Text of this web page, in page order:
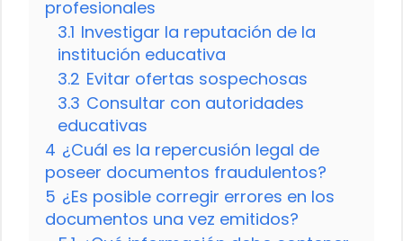
profesionales
3.1 Investigar la reputación de la
institución educativa
3.2 Evitar ofertas sospechosas
3.3 Consultar con autoridades
educativas
4 ¿Cuál es la repercusión legal de
poseer documentos fraudulentos?
5 ¿Es posible corregir errores en los
documentos una vez emitidos?